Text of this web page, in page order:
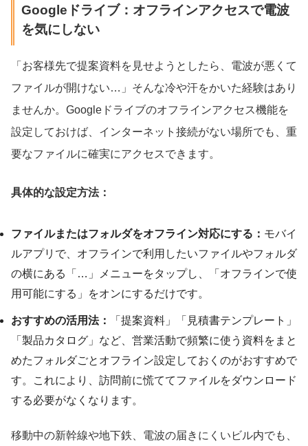
Googleドライブ：オフラインアクセスで電波
を気にしない
「お客様先で提案資料を見せようとしたら、電波が悪くて
ファイルが開けない…」そんな冷や汗をかいた経験はあり
ませんか。Googleドライブのオフラインアクセス機能を
設定しておけば、インターネット接続がない場所でも、重
要なファイルに確実にアクセスできます。
具体的な設定方法：
ファイルまたはフォルダをオフライン対応にする： モバイ
ルアプリで、オフラインで利用したいファイルやフォルダ
の横にある「…」メニューをタップし、「オフラインで使
用可能にする」をオンにするだけです。
おすすめの活用法：
「提案資料」「見積書テンプレート」
「製品カタログ」など、営業活動で頻繁に使う資料をまと
めたフォルダごとオフライン設定しておくのがおすすめで
す。これにより、訪問前に慌ててファイルをダウンロード
する必要がなくなります。
移動中の新幹線や地下鉄、電波の届きにくいビル内でも、